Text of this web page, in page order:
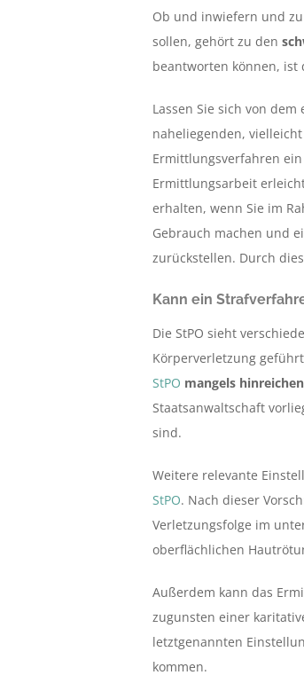
Ob und inwiefern und
sollen, gehört zu den
beantworten können, ist
Lassen Sie sich von
naheliegenden,
Ermittlungsverfahren
Ermittlungsarbeit
erhalten, wenn Sie im
Gebrauch machen und
zurückstellen. Durch
Kann ein
Die StPO sieht
Körperverletzung
StPO mangels
Staatsanwaltschaft
sind.
Weitere relevante
StPO. Nach dieser
Verletzungsfolge im
oberflächlichen
Außerdem kann das
zugunsten einer
letztgenannten
kommen.